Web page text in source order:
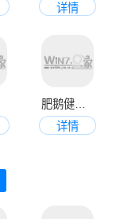
详情
详情